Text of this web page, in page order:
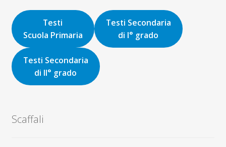
16,00€.15,20€.
Testi
Scuola Primaria
Testi Secondaria
di I° grado
Testi Secondaria
di II° grado
Scaffali